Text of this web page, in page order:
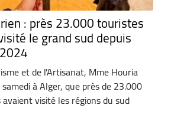
: près 23.000 touristes
le grand sud depuis
et de l'Artisanat, Mme Houria
à Alger, que près de 23.000
visité les régions du sud